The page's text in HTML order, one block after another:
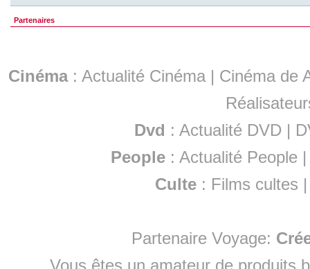
Partenaires
Cinéma: Actualité Cinéma | Cinéma de
Dvd : Actualité DVD |
People :Actualité People
Culte : Films cultes
Partenaire Voyage:
Vous êtes un amateur de produits